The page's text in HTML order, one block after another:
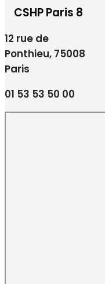
CSHP Paris 8
12 rue de
Ponthieu, 75008
Paris
01 53 53 50 00